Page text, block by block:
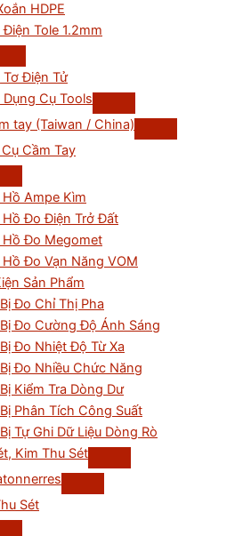
HDPE
Điện Tole 1.2mm
Điện Tử
Cụ Tools
tay (Taiwan / China)
Cầm Tay
Ampe Kìm
Đo Điện Trở Đất
Đo Megomet
Đo Vạn Năng VOM
Sản Phẩm
Đo Chỉ Thị Pha
Đo Cường Độ Ánh Sáng
Đo Nhiệt Độ Từ Xa
Đo Nhiều Chức Năng
Kiểm Tra Dòng Dư
Phân Tích Công Suất
Tự Ghi Dữ Liệu Dòng Rò
Kim Thu Sét
Sét